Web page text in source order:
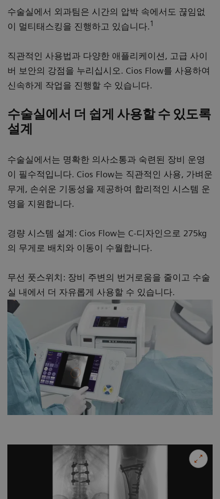
수술실에서 외과팀은 시간의 압박 속에서도 끊임없
이 멀티태스킹을 진행하고 있습니다.1
직관적인 사용법과 다양한 애플리케이션, 고급 사이
버 보안의 강점을 누리십시오. Cios Flow를 사용하여
신속하게 작업을 진행할 수 있습니다.
수술실에서 더 쉽게 사용할 수 있도록
설계
수술실에서는 명확한 의사소통과 숙련된 장비 운영
이 필수적입니다. Cios Flow는 직관적인 사용, 가벼운
무게, 손쉬운 기동성을 제공하여 합리적인 시스템 운
영을 지원합니다.
경량 시스템 설계: Cios Flow는 C-디자인으로 275kg
의 무게로 배치와 이동이 수월합니다.
무선 풋스위치: 장비 주변의 번거로움을 줄이고 수술
실 내에서 더 자유롭게 사용할 수 있습니다.